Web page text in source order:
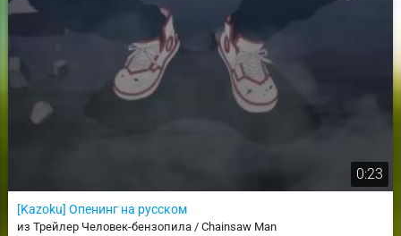
0:23
[Kazoku] Опенинг на русском
из Трейлер Человек-бензопила / Chainsaw Man